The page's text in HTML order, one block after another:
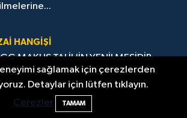
HANGİŞİ
MAKUS TALİHİN YENİLMESİDİR
sağlamak için çerezlerden
Detaylar için lütfen tıklayın.
Çerezler
TAMAM